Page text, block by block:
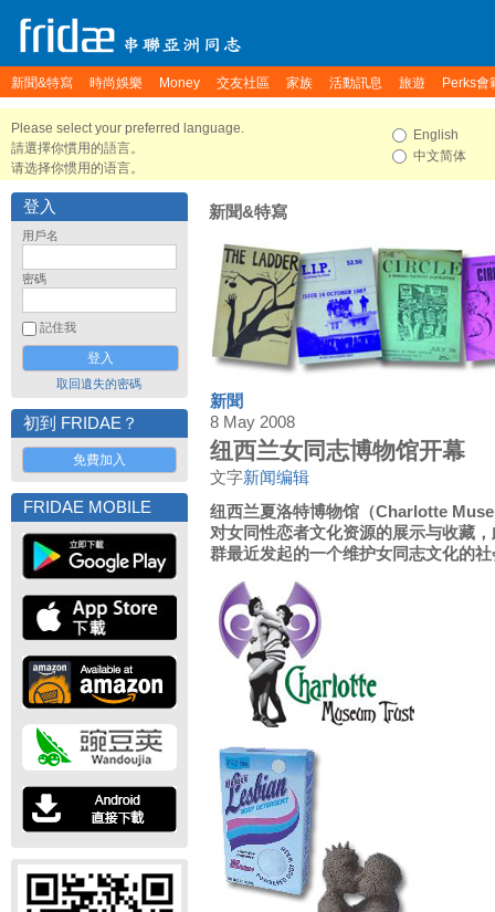
新聞&特寫 時尚娛樂 Money 交友社區 家族 活動訊息 旅遊 Perks會
Please select your preferred language.
請選擇你慣用的語言。
请选择你惯用的语言。
English
中文简体
登入
用戶名
密碼
記住我
取回遺失的密碼
初到 FRIDAE？
免費加入
FRIDAE MOBILE
新聞&特寫
新聞
8 May 2008
纽西兰女同志博物馆开幕
文字新闻编辑
纽西兰夏洛特博物馆（Charlotte
对女同性恋者文化资源的展示与收藏
群最近发起的一个维护女同志文化的